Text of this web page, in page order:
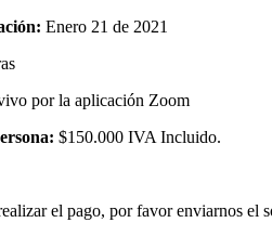
Enero 21 de 2021
por la aplicación Zoom
$150.000 IVA Incluido.
el pago, por favor enviarnos el